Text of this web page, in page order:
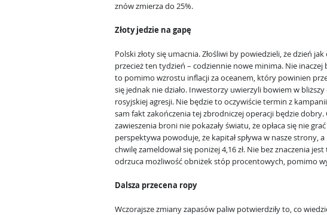
znów zmierza do 25%.
Złoty jedzie na gapę
Polski złoty się umacnia. Złośliwi by powiedzieli, że dzień
przecież ten tydzień – codziennie nowe minima. Nie inaczej
to pomimo wzrostu inflacji za oceanem, który powinien
się jednak nie działo. Inwestorzy uwierzyli bowiem w
rosyjskiej agresji. Nie będzie to oczywiście termin z
sam fakt zakończenia tej zbrodniczej operacji będzie
zawieszenia broni nie pokazały światu, że opłaca się nie
perspektywa powoduje, że kapitał spływa w nasze strony, a
chwilę zameldował się poniżej 4,16 zł. Nie bez znaczenia
odrzuca możliwość obniżek stóp procentowych, pomimo
Dalsza przecena ropy
Wczorajsze zmiany zapasów paliw potwierdziły to, co